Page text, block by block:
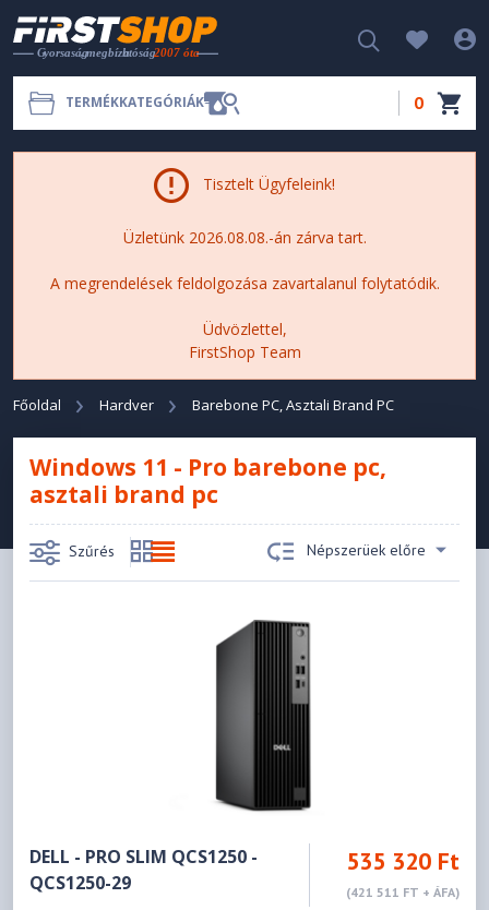
TERMÉKKATEGÓRIÁK 0
Tisztelt Ügyfeleink!
Üzletünk 2026.08.08.-án zárva tart.
A megrendelések feldolgozása zavartalanul folytatódik.
Üdvözlettel,
FirstShop Team
Főoldal Hardver Barebone PC, Asztali Brand PC
Windows 11 - Pro barebone pc,
asztali brand pc
Szűrés Népszerüek előre
DELL - PRO SLIM QCS1250 -
QCS1250-29
535 320 Ft
(421 511 FT + ÁFA)